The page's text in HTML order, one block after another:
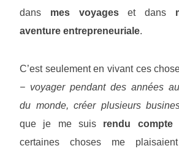
dans mes voyageset dans
aventure entrepreneuriale.
C’est seulement en vivant ces
− voyager pendant des années
du monde, créer plusieurs
que je me suis rendu compte
certaines choses me